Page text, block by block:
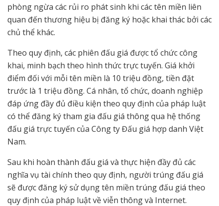
phòng ngừa các rủi ro phát sinh khi các tên miền liên
quan đến thương hiệu bị đăng ký hoặc khai thác bởi các
chủ thể khác.
Theo quy định, các phiên đấu giá được tổ chức công
khai, minh bạch theo hình thức trực tuyến. Giá khởi
điểm đối với mỗi tên miền là 10 triệu đồng, tiền đặt
trước là 1 triệu đồng. Cá nhân, tổ chức, doanh nghiệp
đáp ứng đầy đủ điều kiện theo quy định của pháp luật
có thể đăng ký tham gia đấu giá thông qua hệ thống
đấu giá trực tuyến của Công ty Đấu giá hợp danh Việt
Nam.
Sau khi hoàn thành đấu giá và thực hiện đầy đủ các
nghĩa vụ tài chính theo quy định, người trúng đấu giá
sẽ được đăng ký sử dụng tên miền trúng đấu giá theo
quy định của pháp luật về viễn thông và Internet.